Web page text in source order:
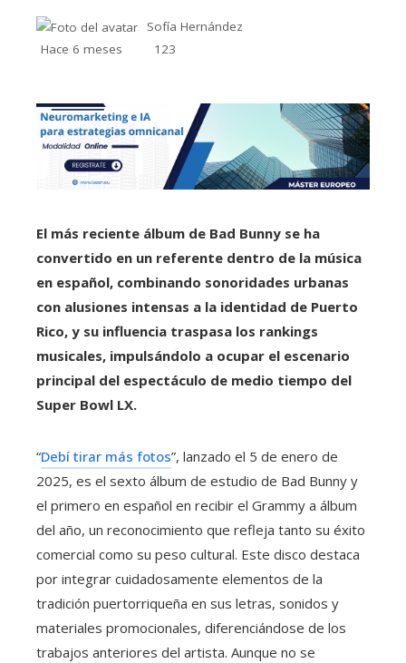
Sofía Hernández
Hace 6 meses
123
El más reciente álbum de Bad Bunny se ha
convertido en un referente dentro de la música
en español, combinando sonoridades urbanas
con alusiones intensas a la identidad de Puerto
Rico, y su influencia traspasa los rankings
musicales, impulsándolo a ocupar el escenario
principal del espectáculo de medio tiempo del
Super Bowl LX.
“Debí tirar más fotos”, lanzado el 5 de enero de
2025, es el sexto álbum de estudio de Bad Bunny y
el primero en español en recibir el Grammy a álbum
del año, un reconocimiento que refleja tanto su éxito
comercial como su peso cultural. Este disco destaca
por integrar cuidadosamente elementos de la
tradición puertorriqueña en sus letras, sonidos y
materiales promocionales, diferenciándose de los
trabajos anteriores del artista. Aunque no se